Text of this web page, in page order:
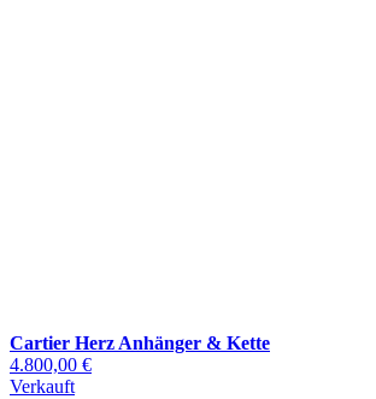
Cartier Herz Anhänger & Kette
4.800,00 €
Verkauft